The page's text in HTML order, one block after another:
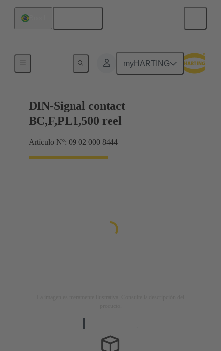
myHARTING
DIN-Signal contact
BC,F,PL1,500 reel
Artículo Nº: 09 02 000 8444